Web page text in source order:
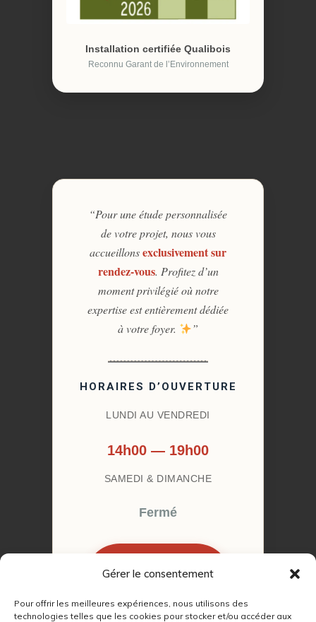
Gérer le consentement
Pour offrir les meilleures expériences, nous utilisons des
technologies telles que les cookies pour stocker et/ou accéder aux
Installation certifiée Qualibois
Reconnu Garant de l’Environnement
“Pour une étude personnalisée
de votre projet, nous vous
accueillonsexclusivement sur
rendez-vous. Profitez d’un
moment privilégié où notre
expertise est entièrement dédiée
à votre foyer.
”
HORAIRES D’OUVERTURE
LUNDI AU VENDREDI
14h00 — 19h00
SAMEDI & DIMANCHE
Fermé
RENDEZ-VOUS